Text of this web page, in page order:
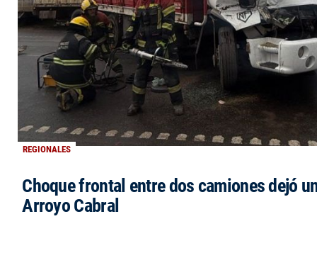
REGIONALES
Choque frontal entre dos camiones dejó
Arroyo Cabral